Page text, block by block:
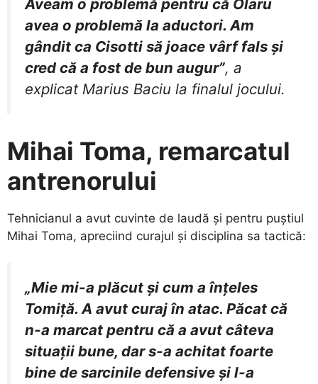
Aveam o problemă pentru că Olaru
avea o problemă la aductori. Am
gândit ca Cisotti să joace vârf fals și
cred că a fost de bun augur”, a
explicat Marius Baciu la finalul jocului.
Mihai Toma, remarcatul
antrenorului
​Tehnicianul a avut cuvinte de laudă și pentru puștiul
Mihai Toma, apreciind curajul și disciplina sa tactică:
„Mie mi-a plăcut și cum a înțeles
Tomiță. A avut curaj în atac. Păcat că
n-a marcat pentru că a avut câteva
situații bune, dar s-a achitat foarte
bine de sarcinile defensive și l-a